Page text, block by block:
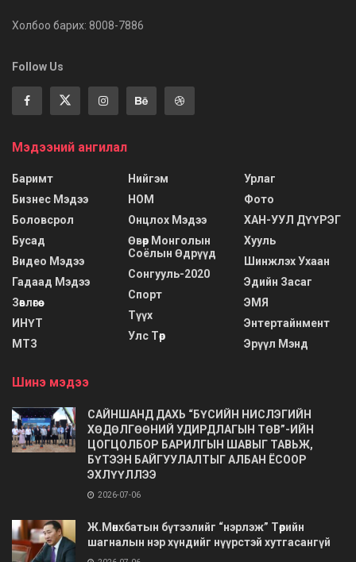
Холбоо барих: 8008-7886
Follow Us
Мэдээний ангилал
Баримт
Бизнес Мэдээ
Боловсрол
Бусад
Видео Мэдээ
Гадаад Мэдээ
Зөвлөгөө
ИНҮТ
МТЗ
Нийгэм
НОМ
Онцлох Мэдээ
Өвөр Монголын
Соёлын Өдрүүд
Сонгууль-2020
Спорт
Түүх
Улс Төр
Урлаг
Фото
ХАН-УУЛ ДҮҮРЭГ
Хууль
Шинжлэх Ухаан
Эдийн Засаг
ЭМЯ
Энтертайнмент
Эрүүл Мэнд
Шинэ мэдээ
САЙНШАНД ДАХЬ “БҮСИЙН НИСЛЭГИЙН
ХӨДӨЛГӨӨНИЙ УДИРДЛАГЫН ТӨВ”-ИЙН
ЦОГЦОЛБОР БАРИЛГЫН ШАВЫГ ТАВЬЖ,
БҮТЭЭН БАЙГУУЛАЛТЫГ АЛБАН ЁСООР
ЭХЛҮҮЛЛЭЭ
2026-07-06
Ж.Мөнхбатын бүтээлийг “нэрлэж” Төрийн
шагналын нэр хүндийг нүүрстэй хутгасангүй